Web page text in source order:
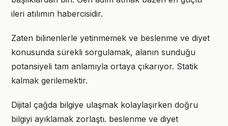
ileri atılımın habercisidir.
Zaten bilinenlerle yetinmemek ve beslenme ve diyet
konusunda sürekli sorgulamak, alanın sunduğu
potansiyeli tam anlamıyla ortaya çıkarıyor. Statik
kalmak gerilemektir.
Dijital çağda bilgiye ulaşmak kolaylaşırken doğru
bilgiyi ayıklamak zorlaştı. beslenme ve diyet